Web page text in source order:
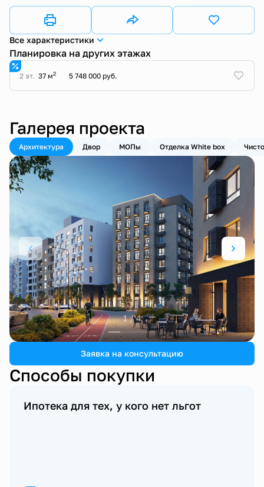
Все характеристики
Планировка на других этажах
2 эт. 37 м2 5 748 000 руб.
Галерея проекта
Архитектура Двор МОПы Отделка White box
1 / 4
Заявка на консультацию
Способы покупки
Ипотека для тех, у кого нет льгот